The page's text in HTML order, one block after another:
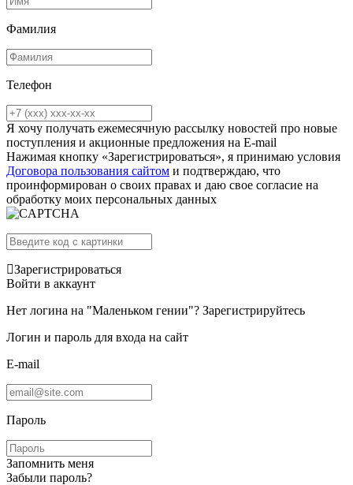
Фамилия
Телефон
Я хочу получать ежемесячную рассылку новостей про новые
поступления и акционные предложения на E-mail
Нажимая кнопку «Зарегистрироваться», я принимаю условия
Договора пользования сайтом и подтверждаю, что
проинформирован о своих правах и даю свое согласие на
обработку моих персональных данных
Зарегистрироваться
Войти в аккаунт
Нет логина на "Маленьком гении"? Зарегистрируйтесь
Логин и пароль для входа на сайт
E-mail
Пароль
Запомнить меня
Забыли пароль?